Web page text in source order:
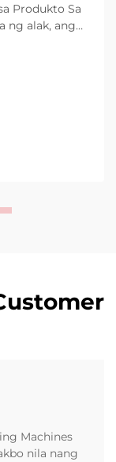
Produkto Sa
ng alak, ang
Machines
nila nang